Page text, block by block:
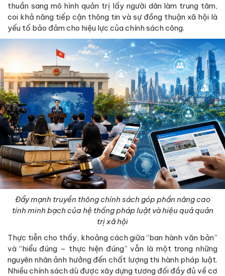
thuần sang mô hình quản trị lấy người dân làm trung tâm,
coi khả năng tiếp cận thông tin và sự đồng thuận xã hội là
yếu tố bảo đảm cho hiệu lực của chính sách công.
Đẩy mạnh truyền thông chính sách góp phần nâng cao
tính minh bạch của hệ thống pháp luật và hiệu quả quản
trị xã hội
Thực tiễn cho thấy, khoảng cách giữa “ban hành văn bản”
và “hiểu đúng – thực hiện đúng” vẫn là một trong những
nguyên nhân ảnh hưởng đến chất lượng thi hành pháp luật.
Nhiều chính sách dù được xây dựng tương đối đầy đủ về cơ